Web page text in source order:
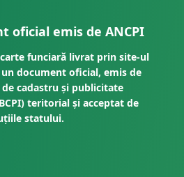
oficial emis de ANCPI
funciară livrat prin site-ul
document oficial, emis de
cadastru și publicitate
teritorial și acceptat de
statului.